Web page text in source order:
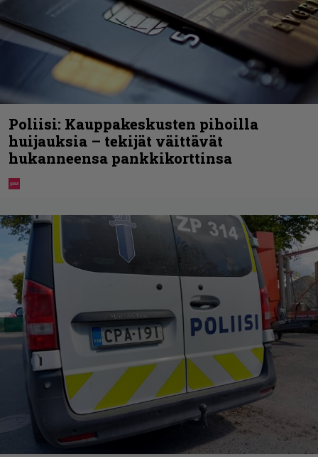
Poliisi: Kauppakeskusten pihoilla
huijauksia – tekijät väittävät
hukanneensa pankkikorttinsa